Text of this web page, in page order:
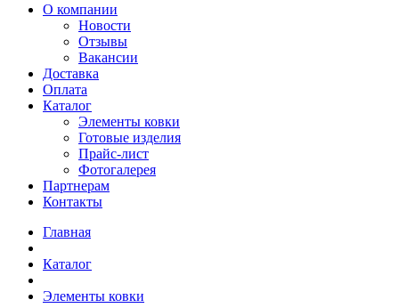
О компании
Новости
Отзывы
Вакансии
Доставка
Оплата
Каталог
Элементы ковки
Готовые изделия
Прайс-лист
Фотогалерея
Партнерам
Контакты
Главная
Каталог
Элементы ковки